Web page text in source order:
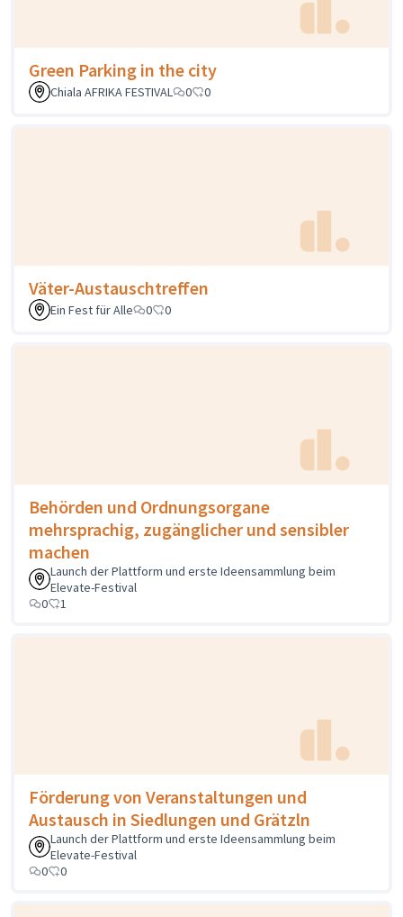
Green Parking in the city
Chiala AFRIKA FESTIVAL 0 0
Väter-Austauschtreffen
Ein Fest für Alle 0 0
Behörden und Ordnungsorgane
mehrsprachig, zugänglicher und sensibler
machen
Launch der Plattform und erste Ideensammlung beim
Elevate-Festival
0
1
Förderung von Veranstaltungen und
Austausch in Siedlungen und Grätzln
Launch der Plattform und erste Ideensammlung beim
Elevate-Festival
0
0